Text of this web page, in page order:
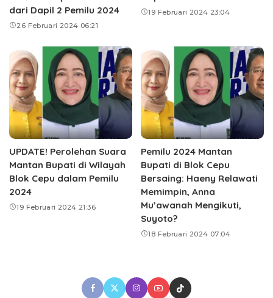
dari Dapil 2 Pemilu 2024
26 Februari 2024 06:21
19 Februari 2024 23:04
UPDATE! Perolehan Suara
Mantan Bupati di Wilayah
Blok Cepu dalam Pemilu
2024
19 Februari 2024 21:36
Pemilu 2024 Mantan
Bupati di Blok Cepu
Bersaing: Haeny Relawati
Memimpin, Anna
Mu’awanah Mengikuti,
Suyoto?
18 Februari 2024 07:04